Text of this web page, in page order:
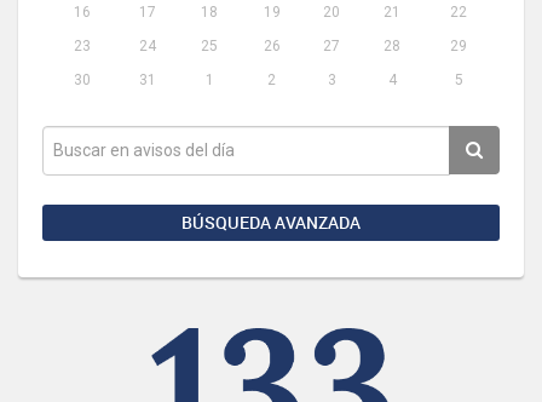
16
17 18 19 20 21
22
23
24 25 26 27 28
29
30
31 1 2 3 4 5
BÚSQUEDA AVANZADA